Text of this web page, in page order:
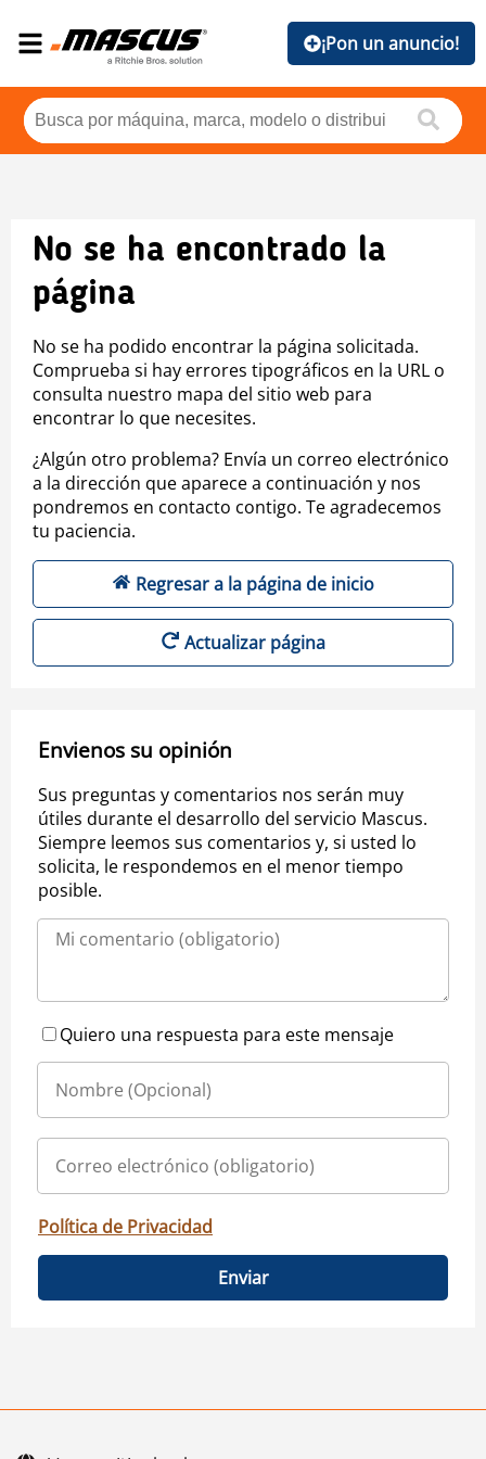
¡Pon un anuncio!
No se ha encontrado la
página
No se ha podido encontrar la página solicitada.
Comprueba si hay errores tipográficos en la URL o
consulta nuestro mapa del sitio web para
encontrar lo que necesites.
¿Algún otro problema? Envía un correo electrónico
a la dirección que aparece a continuación y nos
pondremos en contacto contigo. Te agradecemos
tu paciencia.
Regresar a la página de inicio
Actualizar página
Envienos su opinión
Sus preguntas y comentarios nos serán muy
útiles durante el desarrollo del servicio Mascus.
Siempre leemos sus comentarios y, si usted lo
solicita, le respondemos en el menor tiempo
posible.
Quiero una respuesta para este mensaje
Política de Privacidad
Enviar